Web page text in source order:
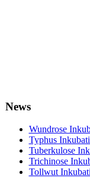
News
Wundrose
Typhus
Tuberkulose
Trichinose
Tollwut